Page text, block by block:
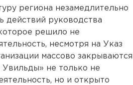
региона незамедлительно
действий руководства
решило не
несмотря на Указ
массово закрываются
Увильды» не только не
но и открыто